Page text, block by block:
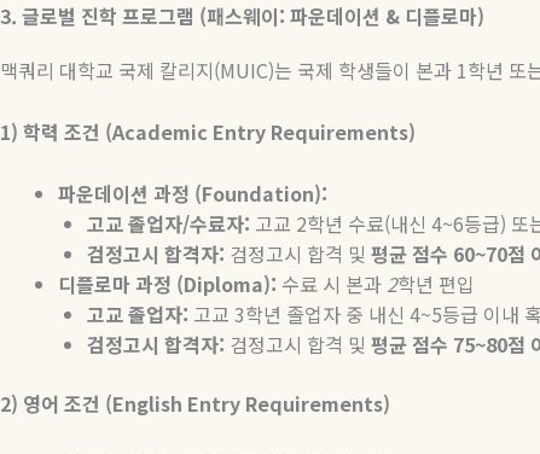
3. 글로벌 진학 프로그램 (패스웨이: 파운데이션 & 디플로마)
맥쿼리 대학교 국제 칼리지(MUIC)는 국제 학생들이 본과 1학년 또
1) 학력 조건 (Academic Entry Requirements)
파운데이션 과정 (Foundation):
고교졸업자/수료자: 고교 2학년 수료(내신 4~6등급) 또
검정고시 합격자: 검정고시 합격 및 평균 점수 60~70점
디플로마 과정 (Diploma): 수료 시 본과 2학년 편입
고교졸업자: 고교 3학년 졸업자 중 내신 4~5등급 이내
검정고시 합격자: 검정고시 합격 및 평균 점수 75~80점
2) 영어 조건 (English Entry Requirements)